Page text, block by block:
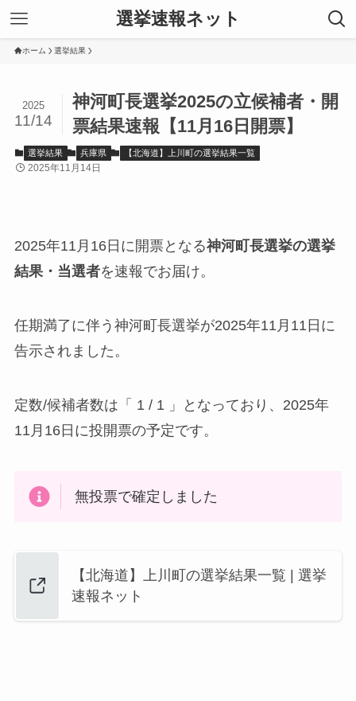
選挙速報ネット
ホーム 選挙結果
神河町長選挙2025の立候補者・開
票結果速報【11月16日開票】
2025
11/14
選挙結果 兵庫県 【北海道】上川町の選挙結果一覧
2025年11月14日
2025年11月16日に開票となる神河町長選挙の選挙
結果・当選者を速報でお届け。
任期満了に伴う神河町長選挙が2025年11月11日に
告示されました。
定数/候補者数は「 1 / 1 」となっており、2025年
11月16日に投開票の予定です。
無投票で確定しました
【北海道】上川町の選挙結果一覧 | 選挙
速報ネット